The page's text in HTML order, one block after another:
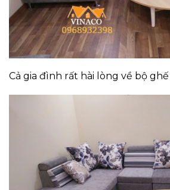
Cả gia đình rất hài lòng về bộ